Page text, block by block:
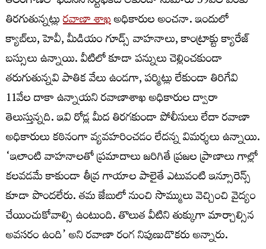
తిరగుతున్నట్లురవాణా శాఖఅధికారుల అంచనా. ఇందులో
క్యాబ్‌లు, హెవీ, మీడియం గూడ్స్ వాహనాలు, కాంట్రాక్టు క్యారేజ్
బస్సులు ఉన్నాయి. వీటిలో కూడా పన్నులు చెల్లించకుండా
తరుగుతున్నవి పాతిక వేలు ఉండగా, పర్మిట్లు లేకుండా తిరిగేవి
11వేల దాకా ఉన్నాయని రవాణాశాఖ అధికారుల ద్వారా
తెలుస్తున్నది. ఇవి రోడ్ల మీద తిరగకుండా పోలీసులు లేదా రవాణా
అధికారులు కఠినంగా వ్యవహరించడం లేదన్న విమర్శలు ఉన్నాయి.
‘ఇలాంటి వాహనాలతో ప్రమాదాలు జరిగితే ప్రజల ప్రాణాలు గాల్లో
కలవడమే కాకుండా తీవ్ర గాయాల పాలైతే ఎటువంటి ఇన్సూరెన్స్
కూడా పొందలేరు. తమ జేబులో నుంచి సొమ్ములు వెచ్చించి వైద్యం
చేయించుకోవాల్సి ఉంటుంది. తొలుత వీటిని తుక్కుగా మార్చాల్సిన
అవసరం ఉంది’ అని రవాణా రంగ నిపుణుడొకరు అన్నారు.